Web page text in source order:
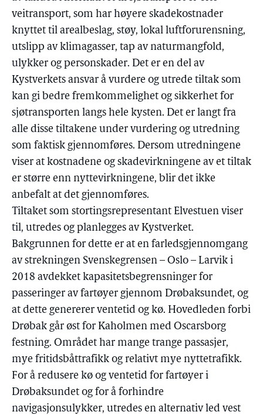
veitransport, som har høyere skadekostnader
knyttet til arealbeslag, støy, lokal luftforurensning,
utslipp av klimagasser, tap av naturmangfold,
ulykker og personskader. Det er en del av
Kystverkets ansvar å vurdere og utrede tiltak som
kan gi bedre fremkommelighet og sikkerhet for
sjøtransporten langs hele kysten. Det er langt fra
alle disse tiltakene under vurdering og utredning
som faktisk gjennomføres. Dersom utredningene
viser at kostnadene og skadevirkningene av et tiltak
er større enn nyttevirkningene, blir det ikke
anbefalt at det gjennomføres.
Tiltaket som stortingsrepresentant Elvestuen viser
til, utredes og planlegges av Kystverket.
Bakgrunnen for dette er at en farledsgjennomgang
av strekningen Svenskegrensen – Oslo – Larvik i
2018 avdekket kapasitetsbegrensninger for
passeringer av fartøyer gjennom Drøbaksundet, og
at dette genererer ventetid og kø. Hovedleden forbi
Drøbak går øst for Kaholmen med Oscarsborg
festning. Området har mange trange passasjer,
mye fritidsbåttrafikk og relativt mye nyttetrafikk.
For å redusere kø og ventetid for fartøyer i
Drøbaksundet og for å forhindre
navigasjonsulykker, utredes en alternativ led vest